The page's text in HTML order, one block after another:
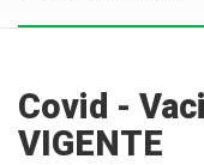
Covid -
VIGENTE